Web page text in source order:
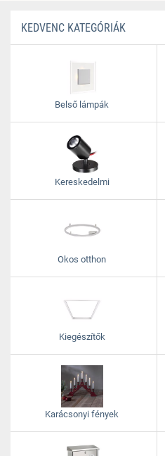
KEDVENC KATEGÓRIÁK
Belső lámpák
Kereskedelmi
Okos otthon
Kiegészítők
Karácsonyi fények